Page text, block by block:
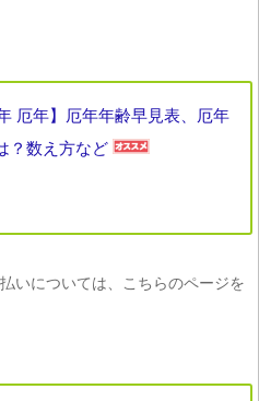
厄年】厄年年齢早見表、厄年
？数え方など
いについては、こちらのページを